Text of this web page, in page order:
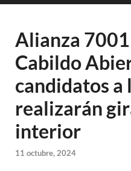
Alianza
Cabildo
candidatos
realizarán
interior
11 octubre, 2024